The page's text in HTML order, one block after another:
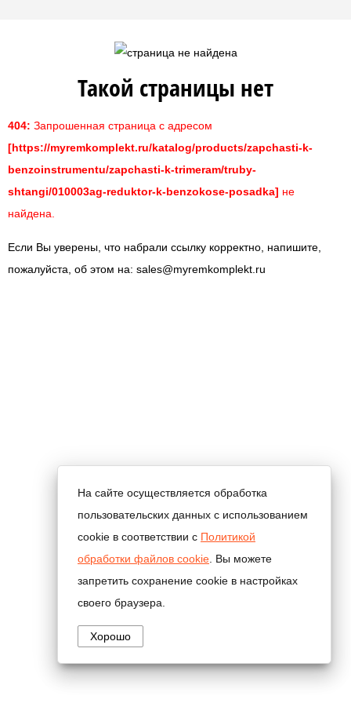
Такой страницы нет
404: Запрошенная страница с адресом
[https://myremkomplekt.ru/katalog/products/zapchasti-k-
benzoinstrumentu/zapchasti-k-trimeram/truby-
shtangi/010003ag-reduktor-k-benzokose-posadka] не
найдена.
Если Вы уверены, что набрали ссылку корректно, напишите,
пожалуйста, об этом на: sales@myremkomplekt.ru
На сайте осуществляется обработка
пользовательских данных с использованием
cookie в соответствии с Политикой
обработки файлов cookie . Вы можете
запретить сохранение cookie в настройках
своего браузера.
Хорошо